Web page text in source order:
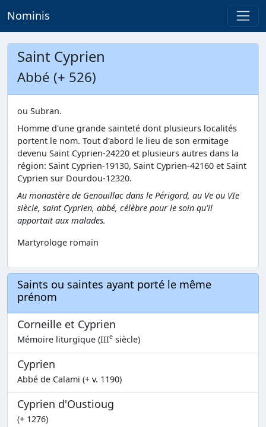
Nominis
Saint Cyprien
Abbé (+ 526)
ou Subran.
Homme d'une grande sainteté dont plusieurs localités
portent le nom. Tout d'abord le lieu de son ermitage
devenu Saint Cyprien-24220 et plusieurs autres dans la
région: Saint Cyprien-19130, Saint Cyprien-42160 et Saint
Cyprien sur Dourdou-12320.
Au monastère de Genouillac dans le Périgord, au Ve ou VIe
siècle, saint Cyprien, abbé, célèbre pour le soin qu'il
apportait aux malades.
Martyrologe romain
Saints ou saintes ayant porté le même
prénom
Corneille et Cyprien
Mémoire liturgique (IIIe siècle)
Cyprien
Abbé de Calami (+ v. 1190)
Cyprien d'Oustioug
(+ 1276)